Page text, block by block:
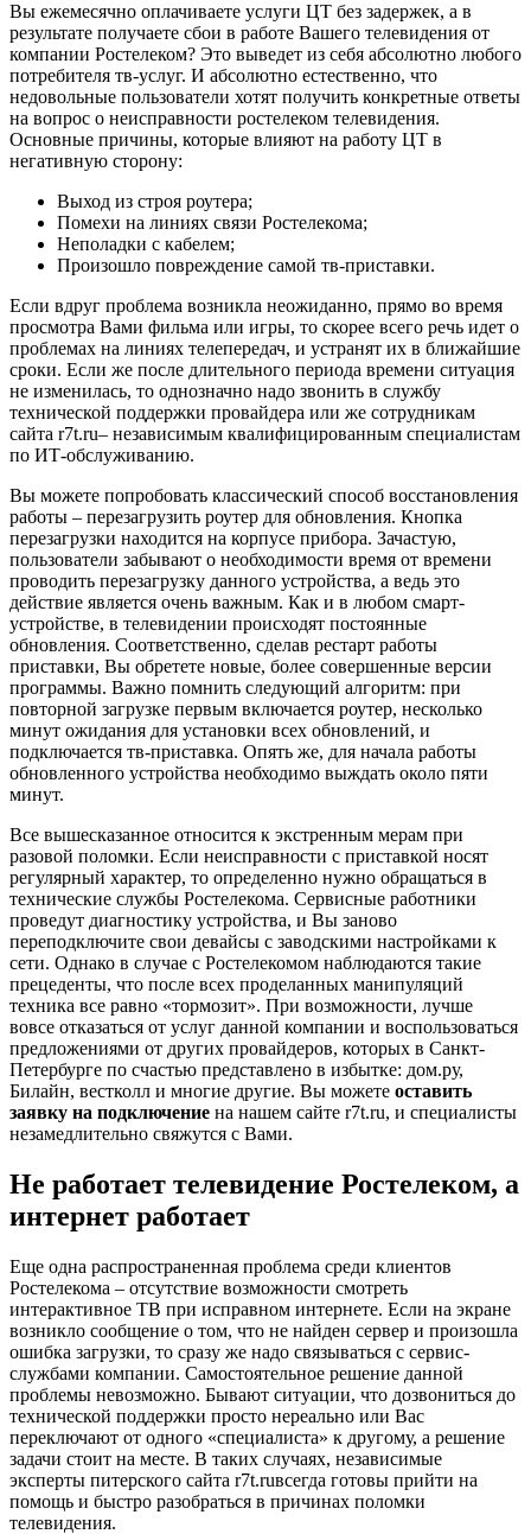
Вы ежемесячно оплачиваете услуги ЦТ без задержек, а в
результате получаете сбои в работе Вашего телевидения от
компании Ростелеком? Это выведет из себя абсолютно любого
потребителя тв-услуг. И абсолютно естественно, что
недовольные пользователи хотят получить конкретные ответы
на вопрос о неисправности ростелеком телевидения.
Основные причины, которые влияют на работу ЦТ в
негативную сторону:
Выход из строя роутера;
Помехи на линиях связи Ростелекома;
Неполадки с кабелем;
Произошло повреждение самой тв-приставки.
Если вдруг проблема возникла неожиданно, прямо во время
просмотра Вами фильма или игры, то скорее всего речь идет о
проблемах на линиях телепередач, и устранят их в ближайшие
сроки. Если же после длительного периода времени ситуация
не изменилась, то однозначно надо звонить в службу
технической поддержки провайдера или же сотрудникам
сайта r7t.ru– независимым квалифицированным специалистам
по ИТ-обслуживанию.
Вы можете попробовать классический способ восстановления
работы – перезагрузить роутер для обновления. Кнопка
перезагрузки находится на корпусе прибора. Зачастую,
пользователи забывают о необходимости время от времени
проводить перезагрузку данного устройства, а ведь это
действие является очень важным. Как и в любом смарт-
устройстве, в телевидении происходят постоянные
обновления. Соответственно, сделав рестарт работы
приставки, Вы обретете новые, более совершенные версии
программы. Важно помнить следующий алгоритм: при
повторной загрузке первым включается роутер, несколько
минут ожидания для установки всех обновлений, и
подключается тв-приставка. Опять же, для начала работы
обновленного устройства необходимо выждать около пяти
минут.
Все вышесказанное относится к экстренным мерам при
разовой поломки. Если неисправности с приставкой носят
регулярный характер, то определенно нужно обращаться в
технические службы Ростелекома. Сервисные работники
проведут диагностику устройства, и Вы заново
переподключите свои девайсы с заводскими настройками к
сети. Однако в случае с Ростелекомом наблюдаются такие
прецеденты, что после всех проделанных манипуляций
техника все равно «тормозит». При возможности, лучше
вовсе отказаться от услуг данной компании и воспользоваться
предложениями от других провайдеров, которых в Санкт-
Петербурге по счастью представлено в избытке: дом.ру,
Билайн, вестколл и многие другие. Вы можете оставить
заявку на подключение на нашем сайте r7t.ru, и специалисты
незамедлительно свяжутся с Вами.
Не работает телевидение Ростелеком, а
интернет работает
Еще одна распространенная проблема среди клиентов
Ростелекома – отсутствие возможности смотреть
интерактивное ТВ при исправном интернете. Если на экране
возникло сообщение о том, что не найден сервер и произошла
ошибка загрузки, то сразу же надо связываться с сервис-
службами компании. Самостоятельное решение данной
проблемы невозможно. Бывают ситуации, что дозвониться до
технической поддержки просто нереально или Вас
переключают от одного «специалиста» к другому, а решение
задачи стоит на месте. В таких случаях, независимые
эксперты питерского сайта r7t.ruвсегда готовы прийти на
помощь и быстро разобраться в причинах поломки
телевидения.